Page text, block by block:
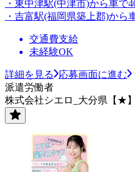
・東中津駅(中津市)から車で
・吉富駅(福岡県築上郡)から
交通費支給
未経験OK
詳細を見る
応募画面に進む
派遣労働者
株式会社シエロ_大分県【★